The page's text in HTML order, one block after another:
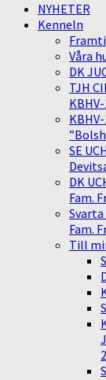
NYHETER
Kenneln
Våra
DK
TJH
SE
DK
Fam.
Svarta
Fam.
Till